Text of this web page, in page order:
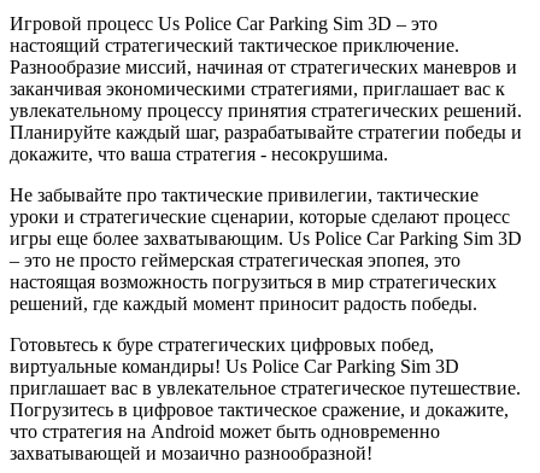
Игровой процесс Us Police Car Parking Sim 3D – это
настоящий стратегический тактическое приключение.
Разнообразие миссий, начиная от стратегических маневров и
заканчивая экономическими стратегиями, приглашает вас к
увлекательному процессу принятия стратегических решений.
Планируйте каждый шаг, разрабатывайте стратегии победы и
докажите, что ваша стратегия - несокрушима.
Не забывайте про тактические привилегии, тактические
уроки и стратегические сценарии, которые сделают процесс
игры еще более захватывающим. Us Police Car Parking Sim 3D
– это не просто геймерская стратегическая эпопея, это
настоящая возможность погрузиться в мир стратегических
решений, где каждый момент приносит радость победы.
Готовьтесь к буре стратегических цифровых побед,
виртуальные командиры! Us Police Car Parking Sim 3D
приглашает вас в увлекательное стратегическое путешествие.
Погрузитесь в цифровое тактическое сражение, и докажите,
что стратегия на Android может быть одновременно
захватывающей и мозаично разнообразной!